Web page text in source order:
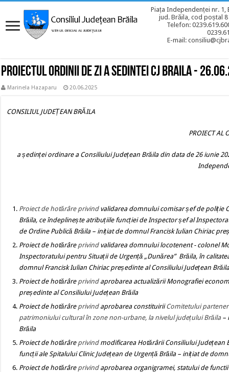
Piața Independenței nr. 1,
jud. Brăila, cod poștal
Telefon:
E-mail:
Proiectul ordinii de zi a sedintei CJ BRAILA -
Marinela Hazaparu 20.06.2025
CONSILIUL JUDEȚEAN BRĂILA
PROIECT AL
a ședinței ordinare a Consiliului Județean Brăila din data de 26 iunie
Proiect de hotărâre privind validarea domnului comisar șef de poliție
Brăila, ce îndeplinește atribuțiile funcției de Inspector șef al
de Ordine Publică Brăila – inițiat de domnul Francisk Iulian Chiriac
Proiect de hotărâre privindvalidarea domnului locotenent - colonel
Inspectoratului pentru Situații de Urgență „Dunărea” Brăila, în
domnul Francisk Iulian Chiriac președinte al Consiliului Județean
Proiect de hotărâre privind aprobarea actualizării Monografiei
președinte al Consiliului Județean Brăila
Proiect de hotărâre privind aprobarea constituiriiComitetului
patrimoniului cultural în zone non-urbane, la nivelul județului Brăila –
Brăila
Proiect de hotărâre privind modificarea Hotărârii Consiliului Județean
funcții ale Spitalului Clinic Județean de Urgență Brăila – inițiat de
Proiect de hotărâre privindaprobarea organigramei, statului de